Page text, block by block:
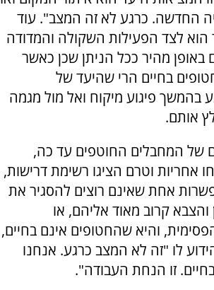
החדשה. כרגע לא זה המצב". עוד
הוא לצד הפעילות השקולה והמדודה
באופן מהיר ככל הניתן שכן כאשר
בחיים הרי שהיעד של
בהמשך פיגוע מיקוח ואל מול מגמה
אותם.
של המחבלים החוטפים עד כה,
אחריות וטרם הציגו רשימת דרישות,
אחת שאינם רוצים להסגיר את
קרוב מאוד אליהם, או
והיא שהחטופים אינם בחיים,
לו "זה לא המצב כרגע. אנחנו
זו הנחת העבודה".